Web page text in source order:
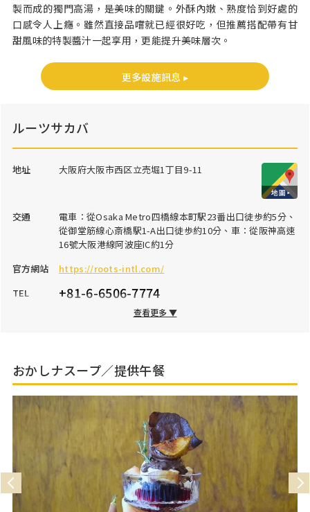
製而成的獨門高湯，是美味的關鍵。外酥內嫩、熟度恰到好處的
口感令人上癮。雖然直接品嚐就已經很好吃，但推薦搭配帶有甘
甜風味的特製醬汁一起享用，更能提升美味層次。
更多設施訊息 ▸
ルーツサカバ
地址 大阪府大阪市西区立売堀1丁目9-11
交通
電車：從Osaka Metro四橋線本町駅23番出口徒歩約5分、
從御堂筋線心斎橋駅1-A出口徒歩約10分、車：從阪神高速
16號大阪港線阿波座IC約1分
官方網站
https://roots-intl.com/
TEL
+81-6-6506-7774
公休日
無休
停車場
查看更多 ▼
おかしナスープ／提供午餐